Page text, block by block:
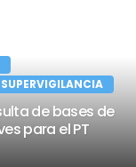
SUPERVIGILANCIA
de bases de
para el PT